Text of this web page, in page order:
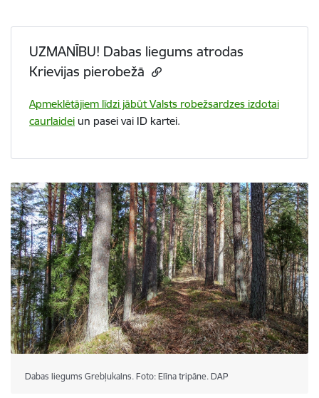
UZMANĪBU! Dabas liegums atrodas
Krievijas pierobežā
Apmeklētājiem līdzi jābūt Valsts robežsardzes izdotai
caurlaidei un pasei vai ID kartei.
Dabas liegums Grebļukalns. Foto: Elīna tripāne. DAP